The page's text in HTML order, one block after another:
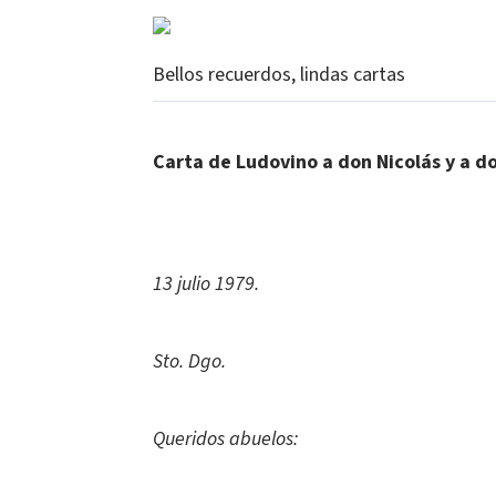
Bellos recuerdos, lindas cartas
Carta de Ludovino a don Nicolás y a
13 julio 1979.
Sto. Dgo.
Queridos abuelos: